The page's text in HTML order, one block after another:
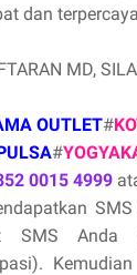
dan
MD,
OUTLET#
#
0015 4999
SMS Anda